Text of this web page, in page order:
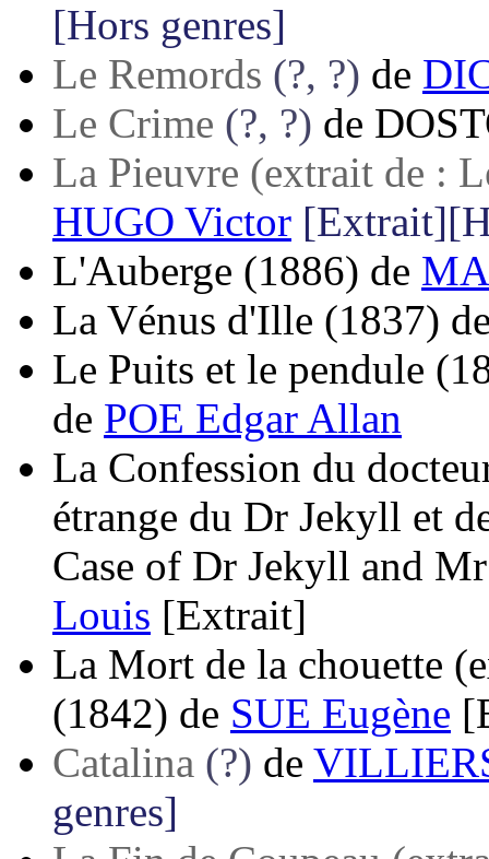
[Hors genres]
Le Remords (?, ?) de
Le Crime (?, ?) de
La Pieuvre (extrait de :
HUGO Victor
L'Auberge (1886) de
La Vénus d'Ille (1837)
Le Puits et le pendule
de POE Edgar Allan
La Confession du
étrange du Dr Jekyll et
Case of Dr Jekyll and
Louis [Extrait]
La Mort de la chouette
(1842) de SUE Eugène
Catalina (?) de
genres]